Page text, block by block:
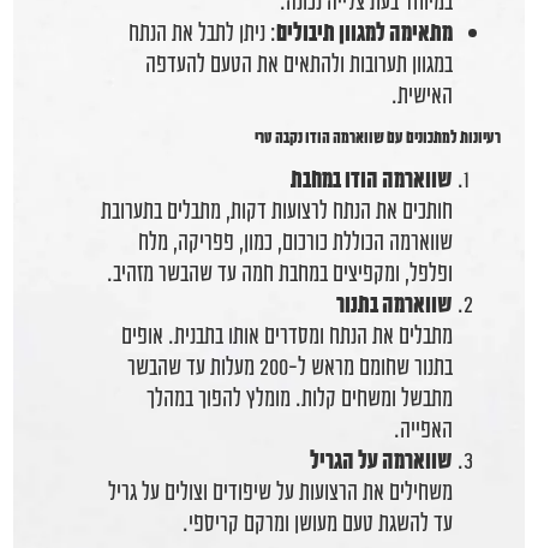
מתאימה למגוון תיבולים: ניתן לתבל את הנתח
במגוון תערובות ולהתאים את הטעם להעדפה
האישית.
רעיונות למתכונים עם שווארמה הודו נקבה טרי
שווארמה הודו במחבת
חותכים את הנתח לרצועות דקות, מתבלים בתערובת
שווארמה הכוללת כורכום, כמון, פפריקה, מלח
ופלפל, ומקפיצים במחבת חמה עד שהבשר מזהיב.
שווארמה בתנור
מתבלים את הנתח ומסדרים אותו בתבנית. אופים
בתנור שחומם מראש ל-200 מעלות עד שהבשר
מתבשל ומשחים קלות. מומלץ להפוך במהלך
האפייה.
שווארמה על הגריל
משחילים את הרצועות על שיפודים וצולים על גריל
עד להשגת טעם מעושן ומרקם קריספי.